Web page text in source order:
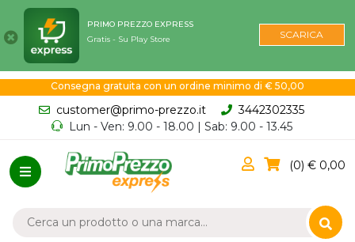
PRIMO PREZZO EXPRESS
Gratis - Su Play Store
SCARICA
Consegna gratuita con un ordine minimo di € 50,00
customer@primo-prezzo.it
3442302335
Lun - Ven: 9.00 - 18.00 | Sab: 9.00 - 13.45
0 0,00